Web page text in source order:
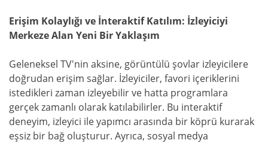
Erişim Kolaylığı ve İnteraktif Katılım: İzleyiciyi
Merkeze Alan Yeni Bir Yaklaşım
Geleneksel TV'nin aksine, görüntülü şovlar izleyicilere
doğrudan erişim sağlar. İzleyiciler, favori içeriklerini
istedikleri zaman izleyebilir ve hatta programlara
gerçek zamanlı olarak katılabilirler. Bu interaktif
deneyim, izleyici ile yapımcı arasında bir köprü kurarak
eşsiz bir bağ oluşturur. Ayrıca, sosyal medya